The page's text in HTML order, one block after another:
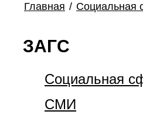
Главная / Социальная
ЗАГС
Социальная
СМИ